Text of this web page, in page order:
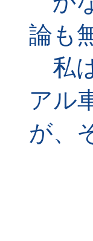
論も
私
アル
が、